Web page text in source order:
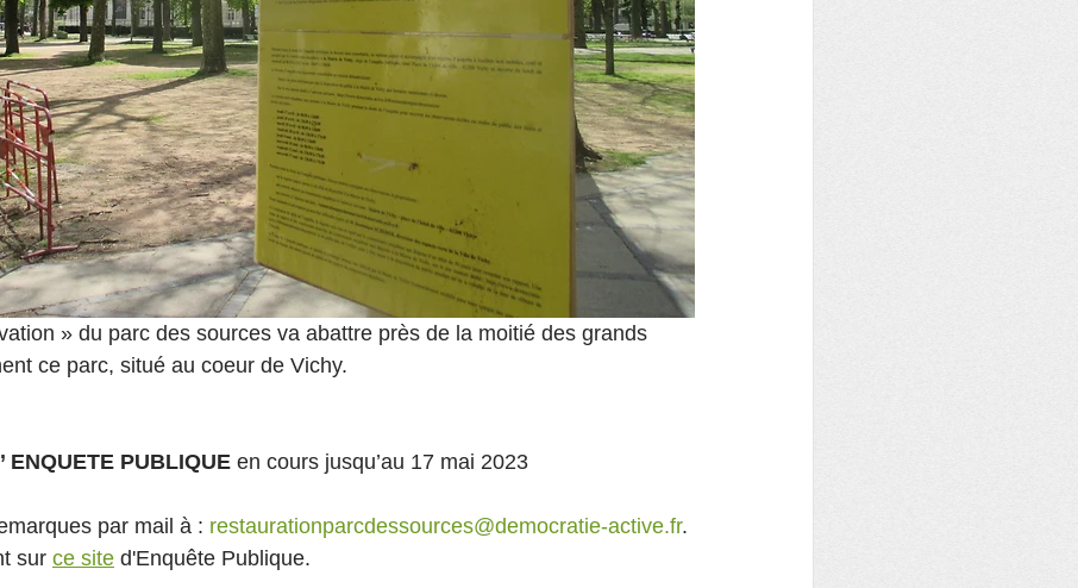
» du parc des sources va abattre près de la moitié des grands
ce parc, situé au coeur de Vichy.
ENQUETE PUBLIQUE en cours jusqu’au 17 mai 2023
par mail à : restaurationparcdessources@democratie-active.fr.
sur ce site d'Enquête Publique.